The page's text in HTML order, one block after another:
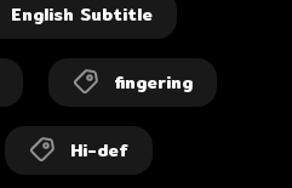
English Subtitle
fingering
Hi-def